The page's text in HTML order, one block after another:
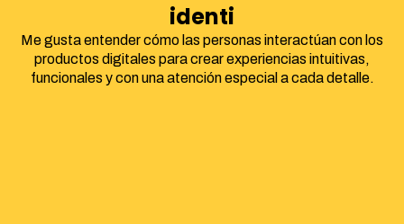
identidad corpor
Me gusta entender cómo las personas interactúan con los
productos digitales para crear experiencias intuitivas,
funcionales y con una atención especial a cada detalle.